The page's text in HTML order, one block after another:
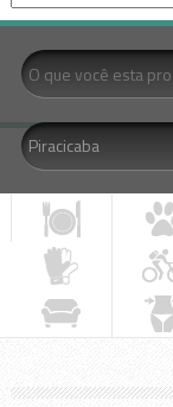
Piracicaba